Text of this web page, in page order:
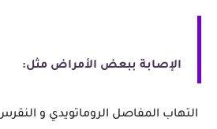
الإصابة ببعض الأمراض مثل:
التهاب المفاصل الروماتويدي و